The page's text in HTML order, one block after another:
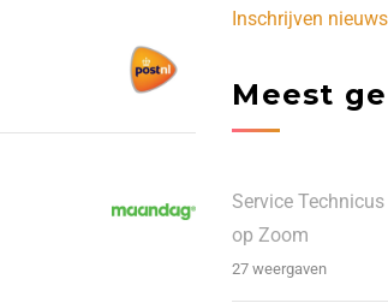
Inschrijven
Meest
Service
op Zoom
27 weergaven